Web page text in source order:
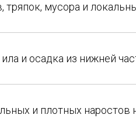
тряпок, мусора и
и осадка из нижней
и плотных наростов